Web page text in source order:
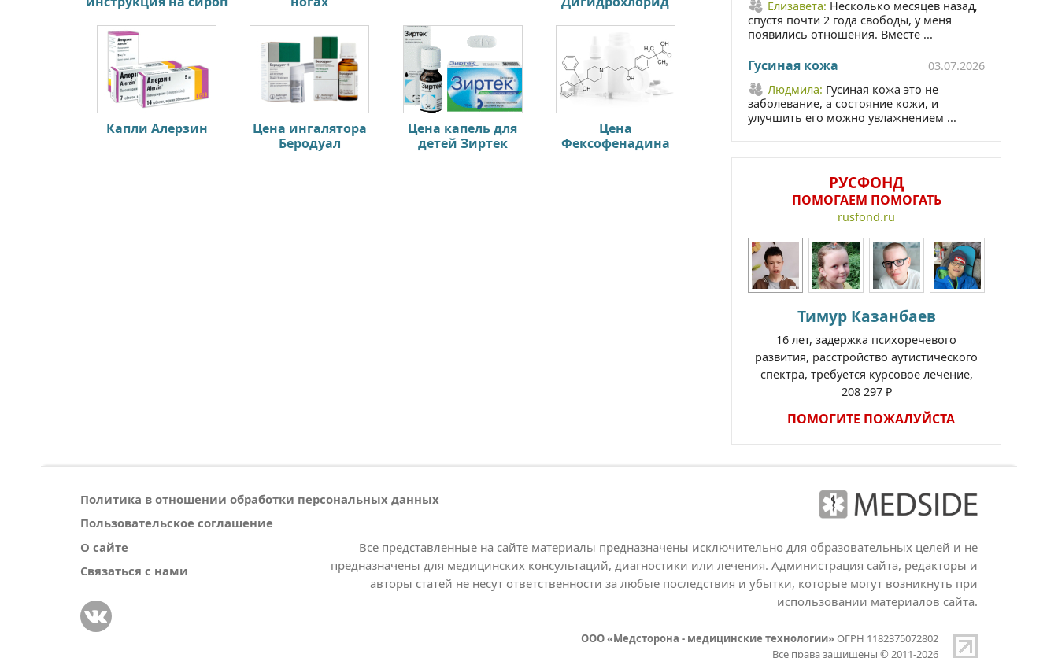
Капли Алерзин
Цена ингалятора
Беродуал
Цена капель для
детей Зиртек
Цена
Фексофенадина
Елизавета: Несколько месяцев назад,
спустя почти 2 года свободы, у меня
появились отношения. Вместе ...
Гусиная кожа
03.07.2026
Людмила: Гусиная кожа это не
заболевание, а состояние кожи, и
улучшить его можно увлажнением ...
РУСФОНД
ПОМОГАЕМ ПОМОГАТЬ
rusfond.ru
Тимур Казанбаев
16 лет, задержка психоречевого
развития, расстройство аутистического
спектра, требуется курсовое лечение,
208 297 ₽
ПОМОГИТЕ ПОЖАЛУЙСТА
Политика в отношении обработки персональных данных
Пользовательское соглашение
О сайте
Связаться с нами
Все представленные на сайте материалы предназначены исключительно для образовательных целей и не
предназначены для медицинских консультаций, диагностики или лечения. Администрация сайта, редакторы и
авторы статей не несут ответственности за любые последствия и убытки, которые могут возникнуть при
использовании материалов сайта.
ООО «Медсторона - медицинские технологии»ОГРН 1182375072802
Все права защищены © 2011-2026